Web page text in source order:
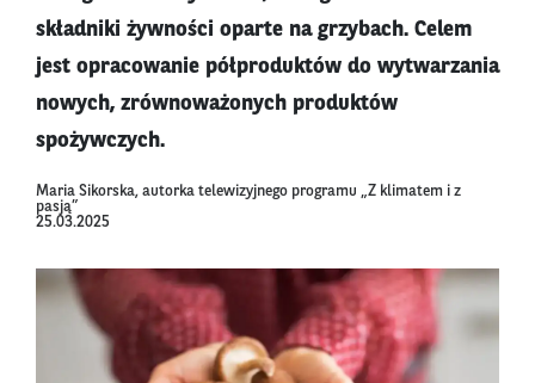
składniki żywności oparte na grzybach. Celem
jest opracowanie półproduktów do wytwarzania
nowych, zrównoważonych produktów
spożywczych.
Maria Sikorska, autorka telewizyjnego programu „Z klimatem i z
pasją”
25.03.2025